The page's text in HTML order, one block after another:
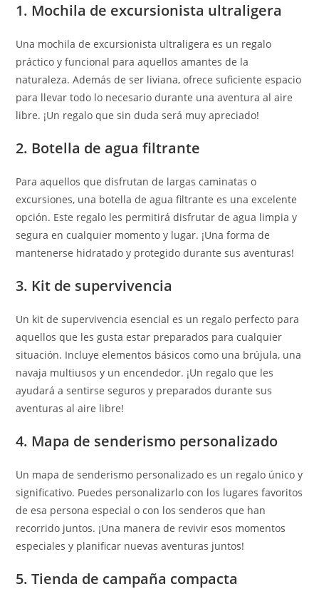
1. Mochila de excursionista ultraligera
Una mochila de excursionista ultraligera es un regalo
práctico y funcional para aquellos amantes de la
naturaleza. Además de ser liviana, ofrece suficiente espacio
para llevar todo lo necesario durante una aventura al aire
libre. ¡Un regalo que sin duda será muy apreciado!
2. Botella de agua filtrante
Para aquellos que disfrutan de largas caminatas o
excursiones, una botella de agua filtrante es una excelente
opción. Este regalo les permitirá disfrutar de agua limpia y
segura en cualquier momento y lugar. ¡Una forma de
mantenerse hidratado y protegido durante sus aventuras!
3. Kit de supervivencia
Un kit de supervivencia esencial es un regalo perfecto para
aquellos que les gusta estar preparados para cualquier
situación. Incluye elementos básicos como una brújula, una
navaja multiusos y un encendedor. ¡Un regalo que les
ayudará a sentirse seguros y preparados durante sus
aventuras al aire libre!
4. Mapa de senderismo personalizado
Un mapa de senderismo personalizado es un regalo único y
significativo. Puedes personalizarlo con los lugares favoritos
de esa persona especial o con los senderos que han
recorrido juntos. ¡Una manera de revivir esos momentos
especiales y planificar nuevas aventuras juntos!
5. Tienda de campaña compacta